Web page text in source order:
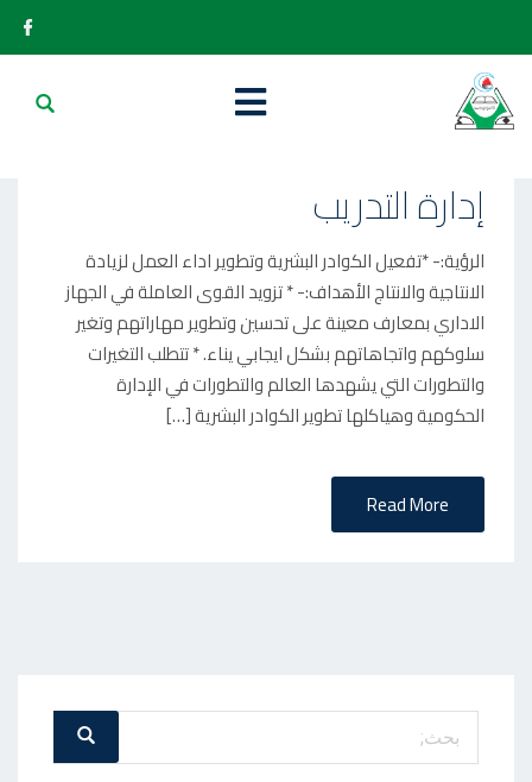
S
E
D
O
N
إدارة التدريب
الرؤية:- *تفعيل الكوادر البشرية وتطوير اداء العمل لزيادة
الانتاجية والانتاج الأهداف:- * تزويد القوى العاملة في الجهاز
الاداري بمعارف معينة على تحسين وتطوير مهاراتهم وتغير
سلوكهم واتجاهاتهم بشكل ايجابي يناء. * تتطلب التغيرات
والتطورات التي يشهدها العالم والتطورات في الإدارة
الحكومية وهياكلها تطوير الكوادر البشرية […]
Read More
بحث
عن
بحث